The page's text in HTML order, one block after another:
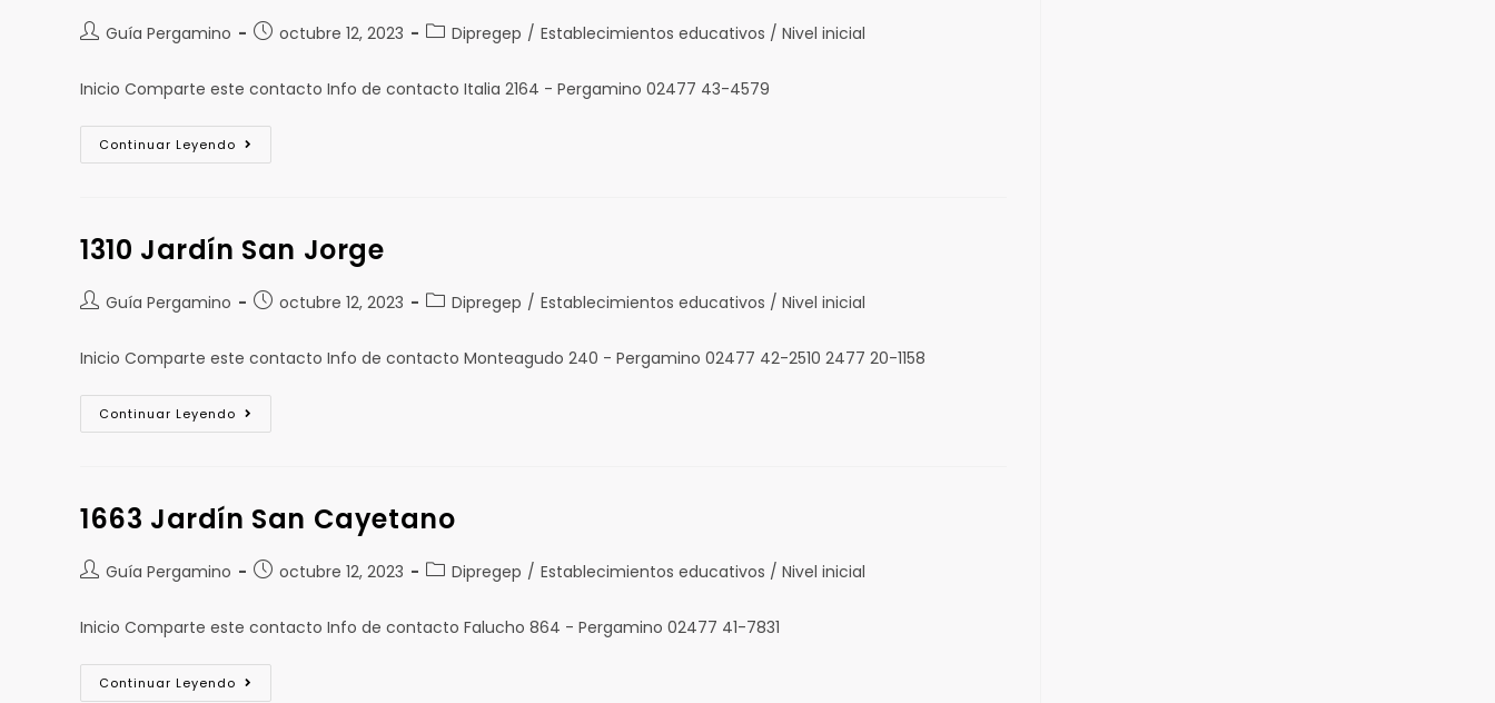
Guía Pergamino octubre 12, 2023 Dipregep / Establecimientos educativos / Nivel inicial
Inicio Comparte este contacto Info de contacto Italia 2164 - Pergamino 02477 43-4579
Continuar Leyendo
1310 Jardín San Jorge
Guía Pergamino octubre 12, 2023 Dipregep / Establecimientos educativos / Nivel inicial
Inicio Comparte este contacto Info de contacto Monteagudo 240 - Pergamino 02477 42-2510 2477 20-1158
Continuar Leyendo
1663 Jardín San Cayetano
Guía Pergamino octubre 12, 2023 Dipregep / Establecimientos educativos / Nivel inicial
Inicio Comparte este contacto Info de contacto Falucho 864 - Pergamino 02477 41-7831
Continuar Leyendo